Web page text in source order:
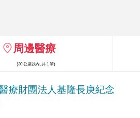
周邊醫療
(30 公里以內, 共 1 筆)
療財團法人基隆長庚紀念